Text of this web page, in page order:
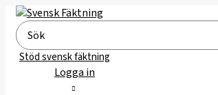
Hoppa
till
innehåll
Search
for:
Stöd svensk fäktning
Logga in